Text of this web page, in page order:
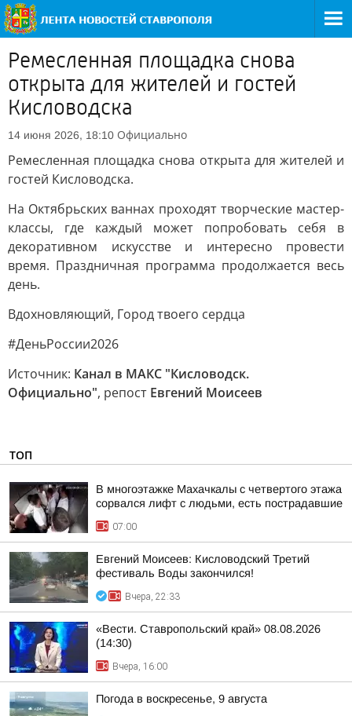
Ремесленная площадка снова
открыта для жителей и гостей
Кисловодска
14 июня 2026, 18:10 Официально
Ремесленная площадка снова открыта для жителей и
гостей Кисловодска.
На Октябрьских ваннах проходят творческие мастер-
классы, где каждый может попробовать себя в
декоративном искусстве и интересно провести
время. Праздничная программа продолжается весь
день.
Вдохновляющий, Город твоего сердца
#ДеньРоссии2026
Источник: Канал в МАКС "Кисловодск.
Официально", репост Евгений Моисеев
ТОП
В многоэтажке Махачкалы с четвертого этажа
сорвался лифт с людьми, есть пострадавшие
07:00
Евгений Моисеев: Кисловодский Третий
фестиваль Воды закончился!
Вчера, 22:33
«Вести. Ставропольский край» 08.08.2026
(14:30)
Вчера, 16:00
Погода в воскресенье, 9 августа